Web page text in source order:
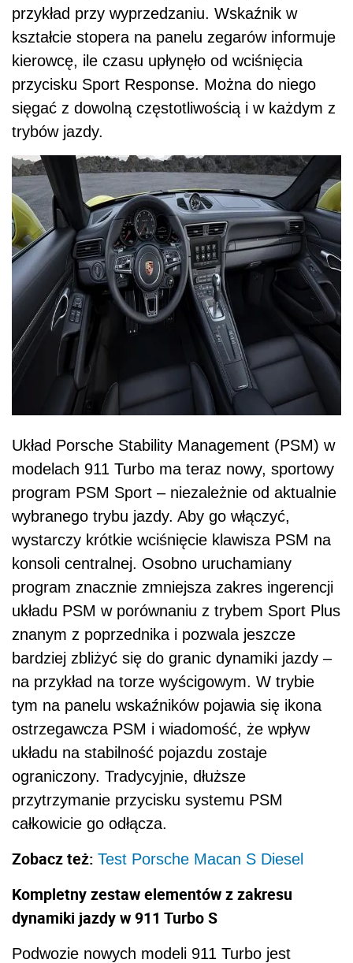
przykład przy wyprzedzaniu. Wskaźnik w
kształcie stopera na panelu zegarów informuje
kierowcę, ile czasu upłynęło od wciśnięcia
przycisku Sport Response. Można do niego
sięgać z dowolną częstotliwością i w każdym z
trybów jazdy.
Układ Porsche Stability Management (PSM) w
modelach 911 Turbo ma teraz nowy, sportowy
program PSM Sport – niezależnie od aktualnie
wybranego trybu jazdy. Aby go włączyć,
wystarczy krótkie wciśnięcie klawisza PSM na
konsoli centralnej. Osobno uruchamiany
program znacznie zmniejsza zakres ingerencji
układu PSM w porównaniu z trybem Sport Plus
znanym z poprzednika i pozwala jeszcze
bardziej zbliżyć się do granic dynamiki jazdy –
na przykład na torze wyścigowym. W trybie
tym na panelu wskaźników pojawia się ikona
ostrzegawcza PSM i wiadomość, że wpływ
układu na stabilność pojazdu zostaje
ograniczony. Tradycyjnie, dłuższe
przytrzymanie przycisku systemu PSM
całkowicie go odłącza.
Zobacz też: Test Porsche Macan S Diesel
Kompletny zestaw elementów z zakresu
dynamiki jazdy w 911 Turbo S
Podwozie nowych modeli 911 Turbo jest